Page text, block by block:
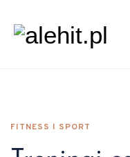
FITNESS I SPORT